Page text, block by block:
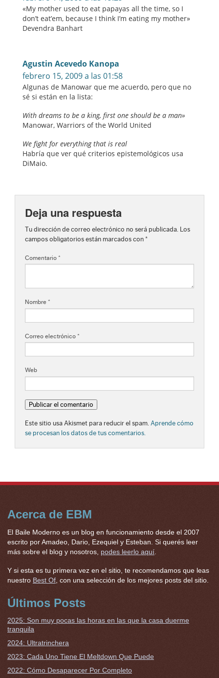
«My mother used to eat papayas all the time, so I
don’t eat’em, because I think I’m eating my mother»
Devendra Banhart
Agustin Acevedo Kanopa
febrero 15, 2009 a las 01:58
Algunas de Manowar que me acuerdo, pero que no
sé si están en la lista:
With dreams to be a king, first one should be a man»
Manowar, Warriors of the World United
We fight for everything that is real
Habría que ver qué criterios epistemológicos usa
DiMaio.
Deja una respuesta
Tu dirección de correo electrónico no será publicada.
Los
campos obligatorios están marcados con *
Comentario *
Nombre *
Correo electrónico *
Web
Este sitio usa Akismet para reducir el spam. Aprende cómo
se procesan los datos de tus comentarios.
Acerca de EBM
El Baile Moderno es un blog en funcionamiento desde el 2007
escrito por Amadeo, Dario, Ezequiel y Esteban. Si querés leer
más sobre el blog y nosotros, podes leerlo aquí
Y si esta es tu primera vez en el sitio, te recomendamos que leas
nuestro Best Of , con una selección de los mejores posts del sitio.
Últimos Posts
2025: Son muy pocas las horas en las que la casa duerme
tranquila
2024: Ultratrinchera
2023: Cada Uno Tiene El Meltdown Que Puede
2022: Cómo Desaparecer Por Completo